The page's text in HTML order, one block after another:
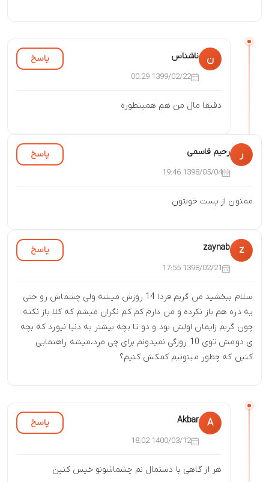
ن ناشناس پاسخ
1399/02/22 00:29
دقيقا مال من هم همينطوره
ر رحیم قاسمی پاسخ
1398/05/04 19:46
ممنون از پست خوبتون
z
zaynab پاسخ
1398/02/21 17:55
سلام ببخشید من گربم فردا 14 روزش میشه ولی چشماش رو حتی
یه ذره هم باز نکرده و من دارم کم کم نگران میشم که کلا باز نکنه
چون گربم زایمان اولش بود و دو تا بچه بیشتر به دنیا نیورد که بچه
ی دومش توی 10 روزگی نمیدونم برای چی مرد،میشه راهنمایی
کنین که چطور میتونیم کمکش کنیم؟
A
Akbar پاسخ
1400/03/12 18:02
هر از گاهی با دستمال نم چشماشونو خیس کنین